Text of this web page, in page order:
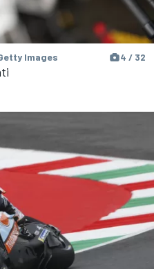
Images 4 / 32